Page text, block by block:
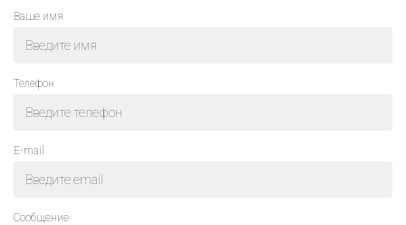
Ваше имя
Телефон
E-mail
Cообщение